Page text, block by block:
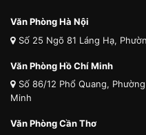
Văn Phòng Hà Nội
Số 25 Ngõ 81 Láng Hạ,
Văn Phòng Hồ Chí Minh
Số 86/12 Phổ Quang,
Minh
Văn Phòng Cần Thơ